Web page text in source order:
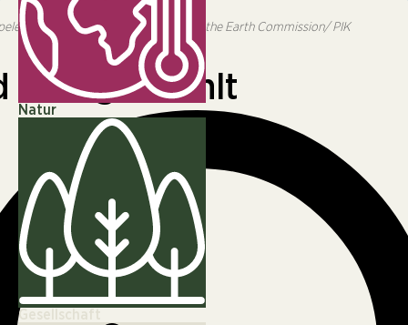
Natur
Gesellschaft
© © Adobe|Überblick über die Klima-Kippelemente unserer
Erde. © Globaia for the Earth Commission/ PIK
NATUR
unserer Erde. © Globaia for the Earth Commission/ PIK
weniger zählt